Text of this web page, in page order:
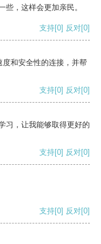
，这样会更加亲民。
支持[0] 反对[0]
和安全性的连接，并帮
支持[0] 反对[0]
习，让我能够取得更好的
支持[0] 反对[0]
支持[0] 反对[0]